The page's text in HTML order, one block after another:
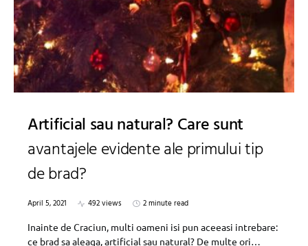
Artificial sau natural? Care sunt
avantajele evidente ale primului tip
de brad?
April 5, 2021 492 views
2 minute read
Inainte de Craciun, multi oameni isi pun aceeasi intrebare:
ce brad sa aleaga, artificial sau natural? De multe ori…